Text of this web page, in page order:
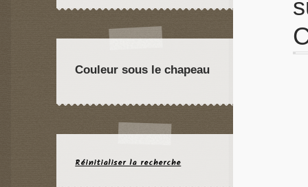
Couleur sous le chapeau
Réinitialiser la recherche